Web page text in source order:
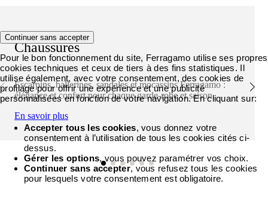
Chaussures
Escarpins, ballerines, sandales et mocassins Ferragamo :
élégance et confort pour chaque garde-robe et saison.
En savoir plus
Continuer sans accepter
Pour le bon fonctionnement du site, Ferragamo utilise ses propres
cookies techniques et ceux de tiers à des fins statistiques. Il
utilise également, avec votre consentement, des cookies de
profilage pour offrir une expérience et une publicité
personnalisées en fonction de votre navigation. En cliquant sur:
Accepter tous les cookies, vous donnez votre
consentement à l’utilisation de tous les cookies cités ci-
dessus.
Gérer les options, vous pouvez paramétrer vos choix.
Continuer sans accepter, vous refusez tous les cookies
pour lesquels votre consentement est obligatoire.